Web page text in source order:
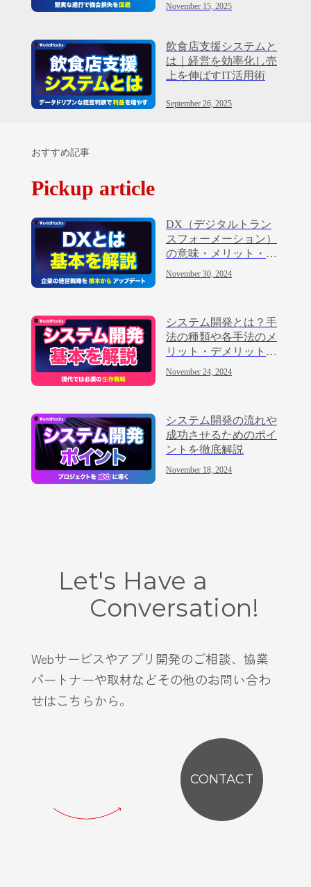
November 15, 2025
飲食店支援システムと
は｜経営を効率化し売
上を伸ばすIT活用術
September 26, 2025
おすすめ記事
Pickup article
DX（デジタルトラン
スフォーメーション）
の意味・メリット・進
め方を解説
November 30, 2024
システム開発とは？手
法の種類や各手法のメ
リット・デメリットを
解説
November 24, 2024
システム開発の流れや
成功させるためのポイ
ントを徹底解説
November 18, 2024
Let's Have a
Conversation!
Webサービスやアプリ開発のご相談、協業
パートナーや取材などその他のお問い合わ
せはこちらから。
CONTACT